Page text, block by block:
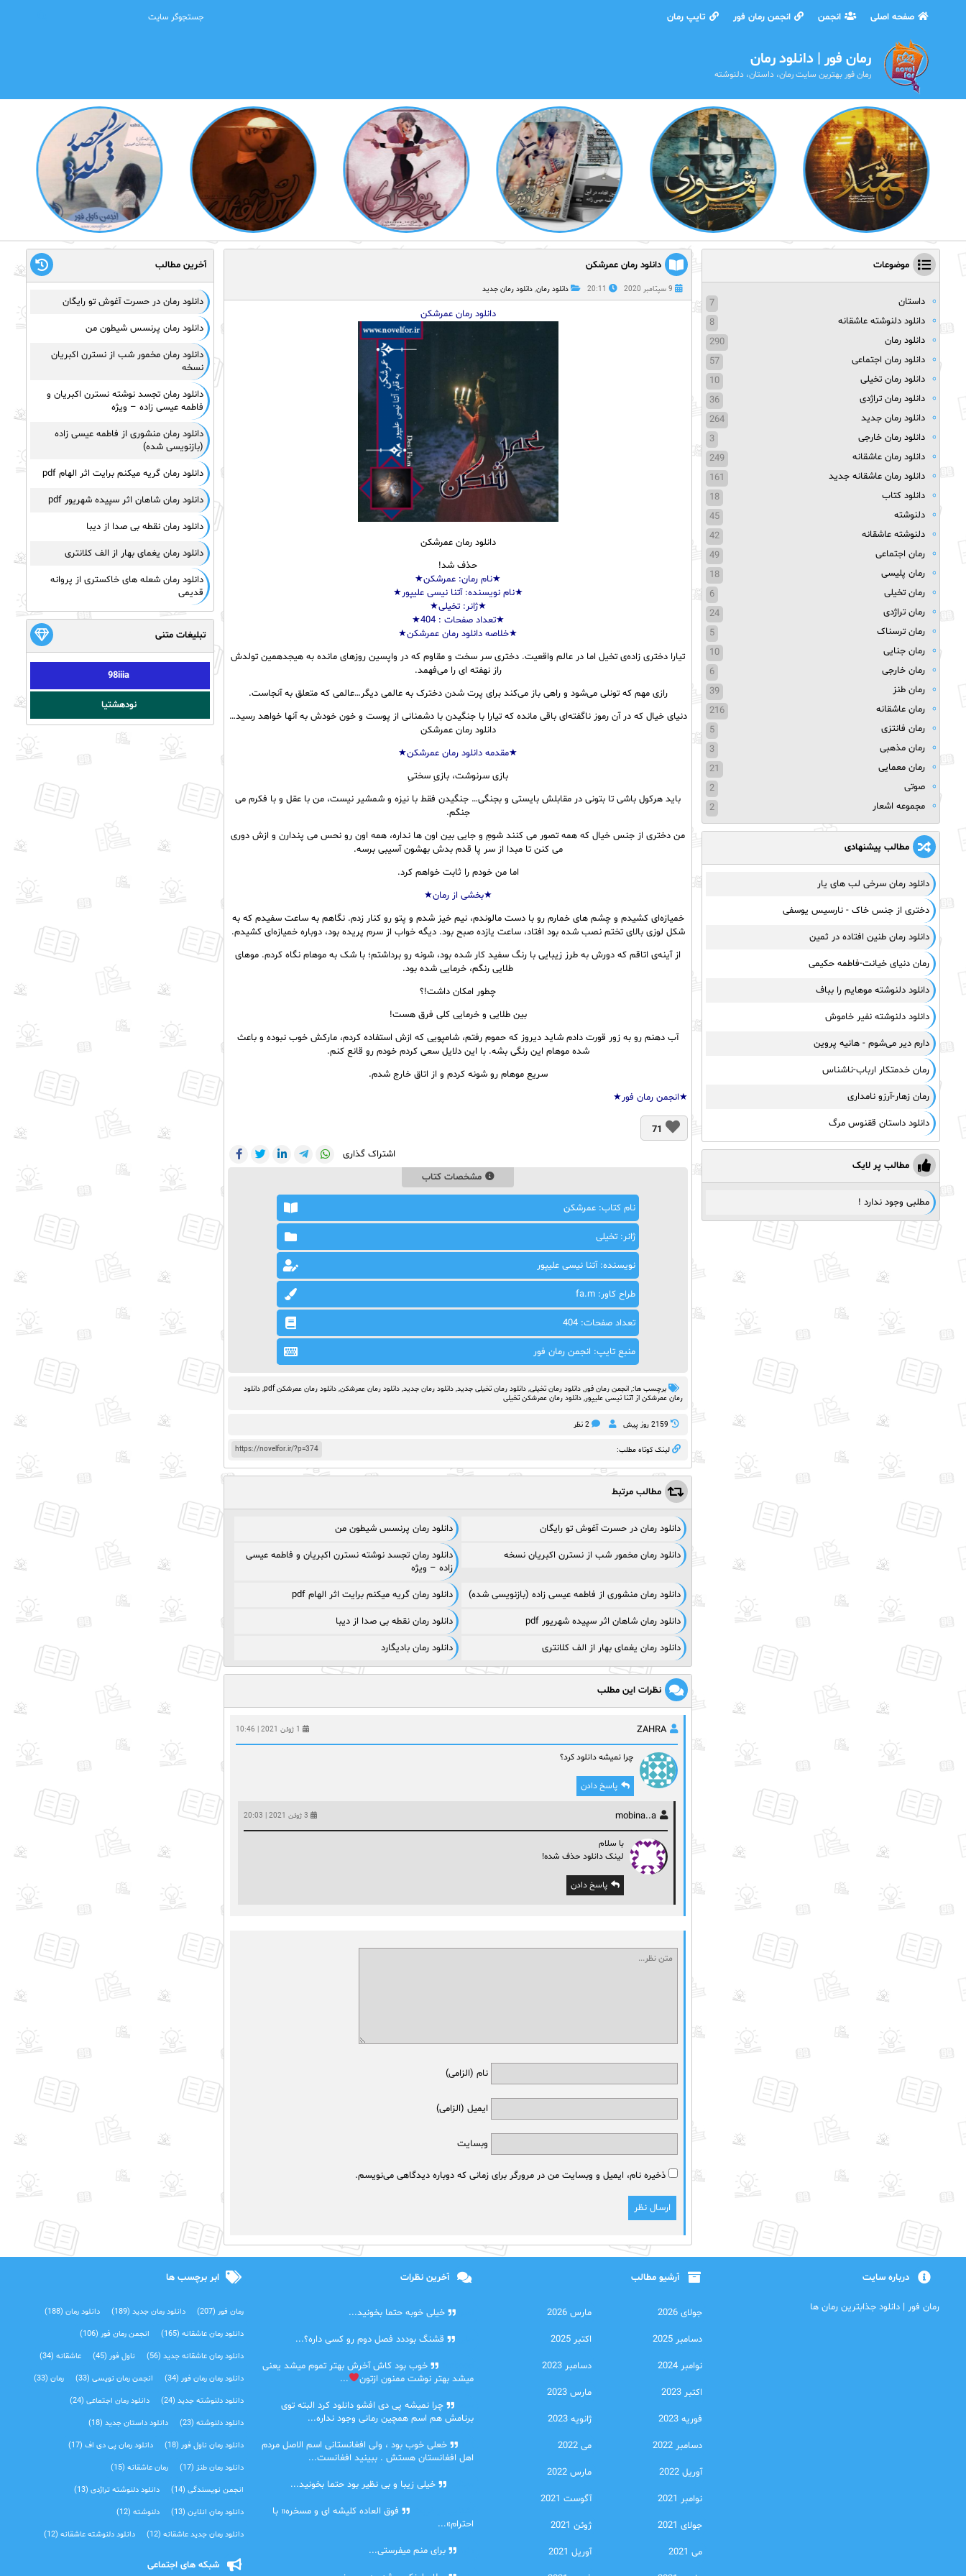
صفحه اصلی انجمن انجمن رمان فور تایپ رمان
رمان فور | دانلود رمان
رمان فور بهترین سایت رمان، داستان، دلنوشته
دانلود رمان عمرشکن
9 سپتامبر 2020 20:11 دانلود رمان, دانلود رمان جدید
دانلود رمان عمرشکن
دانلود رمان عمرشکن
حذف شد!
★نام رمان: عمرشکن★
★نام نویسنده: آتنا نیسی علیپور★
★ژانر: تخیلی★
★تعداد صفحات : 404
★
★خلاصه دانلود رمان عمرشکن★
تیارا دختری زاده‌ی تخیل اما در عالم واقعیت. دختری سر سخت و مقاوم که در واپسین روزهای مانده به هیجدهمین تولدش
راز نهفته ای را می‌فهمد.
رازی مهم که تونلی می‌شود و راهی باز می‌کند برای پرت شدن دخترک به عالمی دیگر…عالمی که متعلق به آنجاست.
دنیای خیال که در آن رموز ناگفته‌ای باقی مانده که تیارا با جنگیدن با دشمنانی از پوست و خون خودش به آنها خواهد رسید…
دانلود رمان عمرشکن
★مقدمه دانلود رمان عمرشکن★
بازی سرنوشت، بازیِ سختیِ
باید هرکول باشی تا بتونی در مقابلش بایستی و بجنگی… جنگیدن فقط با نیزه و شمشیر نیست، من با عقل و با فکرم می
جنگم.
من دختری از جنس خیال که همه تصور می کنند شومِ و جایی بین اون ها نداره، همه اون رو نحس می پندارن و ازش دوری
می کنن تا مبدا از سر پا قدم بدش بهشون آسیبی برسه.
اما من خودم را ثابت خواهم کرد.
★بخشی از رمان★
خمیازه‌ای کشیدم و چشم های خمارم رو با دست مالوندم، نیم خیز شدم و پتو رو کنار زدم. نگاهم به ساعت سفیدم که به
شکل لوزی بالای تختم نصب شده بود افتاد، ساعت یازده صبح بود. دیگه خواب از سرم پریده بود، دوباره خمیازه‌ای کشیدم.
از آینه‌ی اتاقم که دورش به طرز زیبایی با رنگ سفید کار شده بود، شونه رو برداشتم؛ با شک به موهام نگاه کردم. موهای
طلایی رنگم، خرمایی شده بود.
چطور امکان داشت!؟
بین طلایی و خرمایی کلی فرق هست!
آب دهنم رو به زور قورت دادم شاید دیروز که حموم رفتم، شامپویی که ازش استفاده کردم، مارکش خوب نبوده و باعث
شده موهام این رنگی بشه. با این دلایل سعی کردم خودم رو قانع کنم.
سریع موهام رو شونه کردم و از اتاق خارج شدم.
★انجمن رمان فور★
71
اشتراک گذاری
مشخصات کتاب
نام کتاب: عمرشکن
ژانر: تخیلی
نویسنده: آتنا نیسی علیپور
طراح کاور: fa.m
تعداد صفحات: 404
منبع تایپ: انجمن رمان فور
برچسب ها:, انجمن رمان فور, دانلود رمان تخیلی, دانلود رمان تخیلی جدید, دانلود رمان جدید, دانلود رمان عمرشکن, دانلود رمان عمرشکن pdf , دانلود
رمان عمرشکن از آتنا نیسی علیپور, دانلود رمان عمرشکن تخیلی
2159 روز پيش 2 نظر
https://novelfor.ir/?p=374 لینک کوتاه مطلب:
مطالب مرتبط
دانلود رمان در حسرت آغوش تو رایگان دانلود رمان پرنسس شیطون من
دانلود رمان مخمور شب از نسترن اکبریان نسخه
دانلود رمان تجسد نوشته نسترن اکبریان و فاطمه عیسی
زاده – ویژه
دانلود رمان منشوری از فاطمه عیسی زاده (بازنویسی شده) دانلود رمان گریه میکنم برایت اثر الهام pdf
دانلود رمان شاهان اثر سپیده شهریور pdf دانلود رمان نقطه بی صدا از دیبا
دانلود رمان یغمای بهار از الف کلانتری دانلود رمان بادیگارد
نظرات این مطلب
ZAHRA 1 ژوئن 2021 | 10:46
چرا نمیشه دانلود کرد؟
پاسخ دادن
mobina..a 3 ژوئن 2021 | 20:03
با سلام
لینک دانلود حذف شده!
پاسخ دادن
نام (الزامی)
ایمیل (الزامی)
وبسایت
ذخیره نام، ایمیل و وبسایت من در مرورگر برای زمانی که دوباره دیدگاهی می‌نویسم.
موضوعات
داستان
7
دانلود دلنوشته عاشقانه
8
دانلود رمان
290
دانلود رمان اجتماعی
57
دانلود رمان تخیلی
10
دانلود رمان تراژدی
36
دانلود رمان جدید
264
دانلود رمان خارجی
3
دانلود رمان عاشقانه
249
دانلود رمان عاشقانه جدید
161
دانلود کتاب
18
دلنوشته
45
دلنوشته عاشقانه
42
رمان اجتماعی
49
رمان پلیسی
18
رمان تخیلی
6
رمان تراژدی
24
رمان ترسناک
5
رمان جنایی
10
رمان خارجی
6
رمان طنز
39
رمان عاشقانه
216
رمان فانتزی
5
رمان مذهبی
3
رمان معمایی
21
صوتی
2
مجموعه اشعار
2
مطالب پیشنهادی
دانلود رمان سرخی لب های یار
دختری از جنس خاک - نارسیس یوسفی
دانلود رمان طنین افتاده در ثمین
رمان دنیای خیانت-فاطمه حکیمی
دانلود دلنوشته موهایم را بباف
دانلود دلنوشته نفیر خاموش
دارم دیر می‌شوم - هانیه پروین
رمان خدمتکار ارباب-ناشناس
رمان زهار-آرزو نامداری
دانلود داستان ققنوس مرگ
مطالب پر لایک
مطلبی وجود ندارد !
آخرین مطالب
دانلود رمان در حسرت آغوش تو رایگان
دانلود رمان پرنسس شیطون من
دانلود رمان مخمور شب از نسترن اکبریان
نسخه
دانلود رمان تجسد نوشته نسترن اکبریان و
فاطمه عیسی زاده – ویژه
دانلود رمان منشوری از فاطمه عیسی زاده
(بازنویسی شده)
دانلود رمان گریه میکنم برایت اثر الهام pdf
دانلود رمان شاهان اثر سپیده شهریور pdf
دانلود رمان نقطه بی صدا از دیبا
دانلود رمان یغمای بهار از الف کلانتری
دانلود رمان شعله های خاکستری از پروانه
قدیمی
تبلیغات متنی
98iiia
نودهشتیا
درباره سایت
رمان فور | دانلود جذابترین رمان ها
آرشیو مطالب
جولای 2026 مارس 2026
دسامبر 2025 اکتبر 2025
نوامبر 2024 دسامبر 2023
اکتبر 2023 مارس 2023
فوریه 2023 ژانویه 2023
دسامبر 2022 می 2022
آوریل 2022 مارس 2022
نوامبر 2021 آگوست 2021
جولای 2021 ژوئن 2021
می 2021 آوریل 2021
آخرین نظرات
خیلی خوبه حتما بخونید...
قشنگ بوددد فصل دوم رو کسی داره؟...
خوب بود کاش آخرش بهتر تموم میشد یعنی
میشد بهتر نوشت ممنون ازتون
...
چرا نمیشه پی دی افشو دانلود کرد البته توی
برنامش هم اسم همچین رمانی وجود نداره...
خعلی خوب بود ، ولی افغانستانی اسم الاصل مردم
اهل افغانستان هستش . ببینید افغانست...
خیلی زیبا و بی نظیر بود حتما بخونید...
فوق العاده کلیشه ای و مسخره« با
احترام»...
برای منم میفرستی...
ابر برچسب ها
رمان فور (207) دانلود رمان جدید (189) دانلود رمان (188)
دانلود رمان عاشقانه (165) انجمن رمان فور (106)
دانلود رمان عاشقانه جدید (56) ناول فور (45) عاشقانه (34)
دانلود رمان رمان فور (34) انجمن رمان نویسی (33) رمان (33)
دانلود دلنوشته جدید (24) دانلود رمان اجتماعی‌ (24)
دانلود دلنوشته (23) دانلود داستان جدید (18)
دانلود رمان ناول فور (18) دانلود رمان پی دی اف (17)
دانلود رمان طنز (17) رمان عاشقانه (15)
انجمن نویسندگی (14) دانلود دلنوشته تراژدی‌ (13)
دانلود رمان انلاین (13) دلنوشته (12)
دانلود رمان جدید عاشقانه (12) دانلود دلنوشته عاشقانه (12)
شبکه های اجتماعی